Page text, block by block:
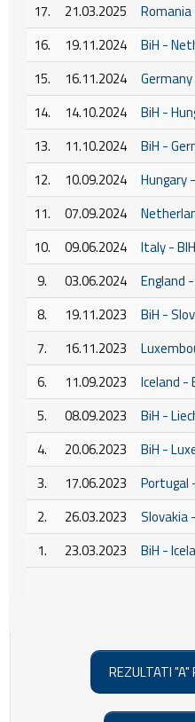
17.
21.03.2025 Romania
16.
19.11.2024 BiH -
15.
16.11.2024 Germany
14.
14.10.2024 BiH -
13.
11.10.2024 BiH -
12.
10.09.2024 Hungary
11.
07.09.2024
10.
09.06.2024 Italy - BIH
9.
03.06.2024 England
8.
19.11.2023 BiH -
7.
16.11.2023
6.
11.09.2023 Iceland -
5.
08.09.2023 BiH -
4.
20.06.2023 BiH -
3.
17.06.2023 Portugal
2.
26.03.2023 Slovakia
1.
23.03.2023 BiH -
REZULTATI "A"